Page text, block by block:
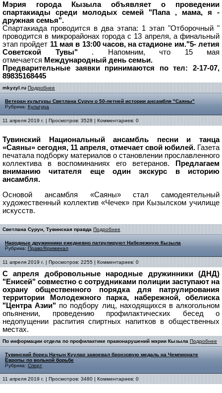
Мэрия города Кызыла объявляет о проведении
спартакиады среди молодых семей "Папа , мама, я -
дружная семья".
Спартакиада проводится в два этапа: 1 этап "Отборочный "
проводится в микрорайонах города с 13 апреля, а финальный
этап пройдет 11 мая в 13:00 часов, на стадионе им."5- летия
Советской Тувы" . Напомним, что 15 мая
отмечается Международный день семьи.
Предварительные заявки принимаются по тел: 2-17-07,
89835168445
mkyzyl.ru Подробнее
Ветеран культуры Светлана Сурун о 50-летней истории ансамбля "Саяны"
Рубрика: Культура
11 апреля 2019 г. | Просмотров: 3528 | Комментариев: 0
Тувинский Национальный ансамбль песни и танца
«Саяны» сегодня, 11 апреля, отмечает свой юбилей. Газета
печатала подборку материалов о становлении прославленного
коллектива в воспоминаниях его ветеранов.
Предлагаем
вниманию читателя еще один экскурс в историю
ансамбля.
Основой ансамбля «Саяны» стал самодеятельный
художественный коллектив «Чечек» при Кызылском училище
искусств.
Светлана Сурун, Тувинская правда Подробнее
Народные дружинники ежедневно патрулируют Набережную Кызыла
Рубрика: Право/Криминал
11 апреля 2019 г. | Просмотров: 2255 | Комментариев: 0
С апреля добровольные народные дружинники (ДНД)
"Енисей" совместно с сотрудниками полиции заступают на
охрану общественного порядка для патрулирования
территории Молодежного парка, набережной, обелиска
"Центра Азии" по подбору лиц, находящихся в алкогольном
опьянении, проведению профилактических бесед о
недопущении распития спиртных напитков в общественных
местах.
По информации отдела по профилактике правонарушений мэрии Кызыла Подробнее
Тувинский борец Начын Куулар завоевал бронзовую медаль на Чемпионате
Европы по вольной борьбе
Рубрика: Спорт
11 апреля 2019 г. | Просмотров: 3480 | Комментариев: 0